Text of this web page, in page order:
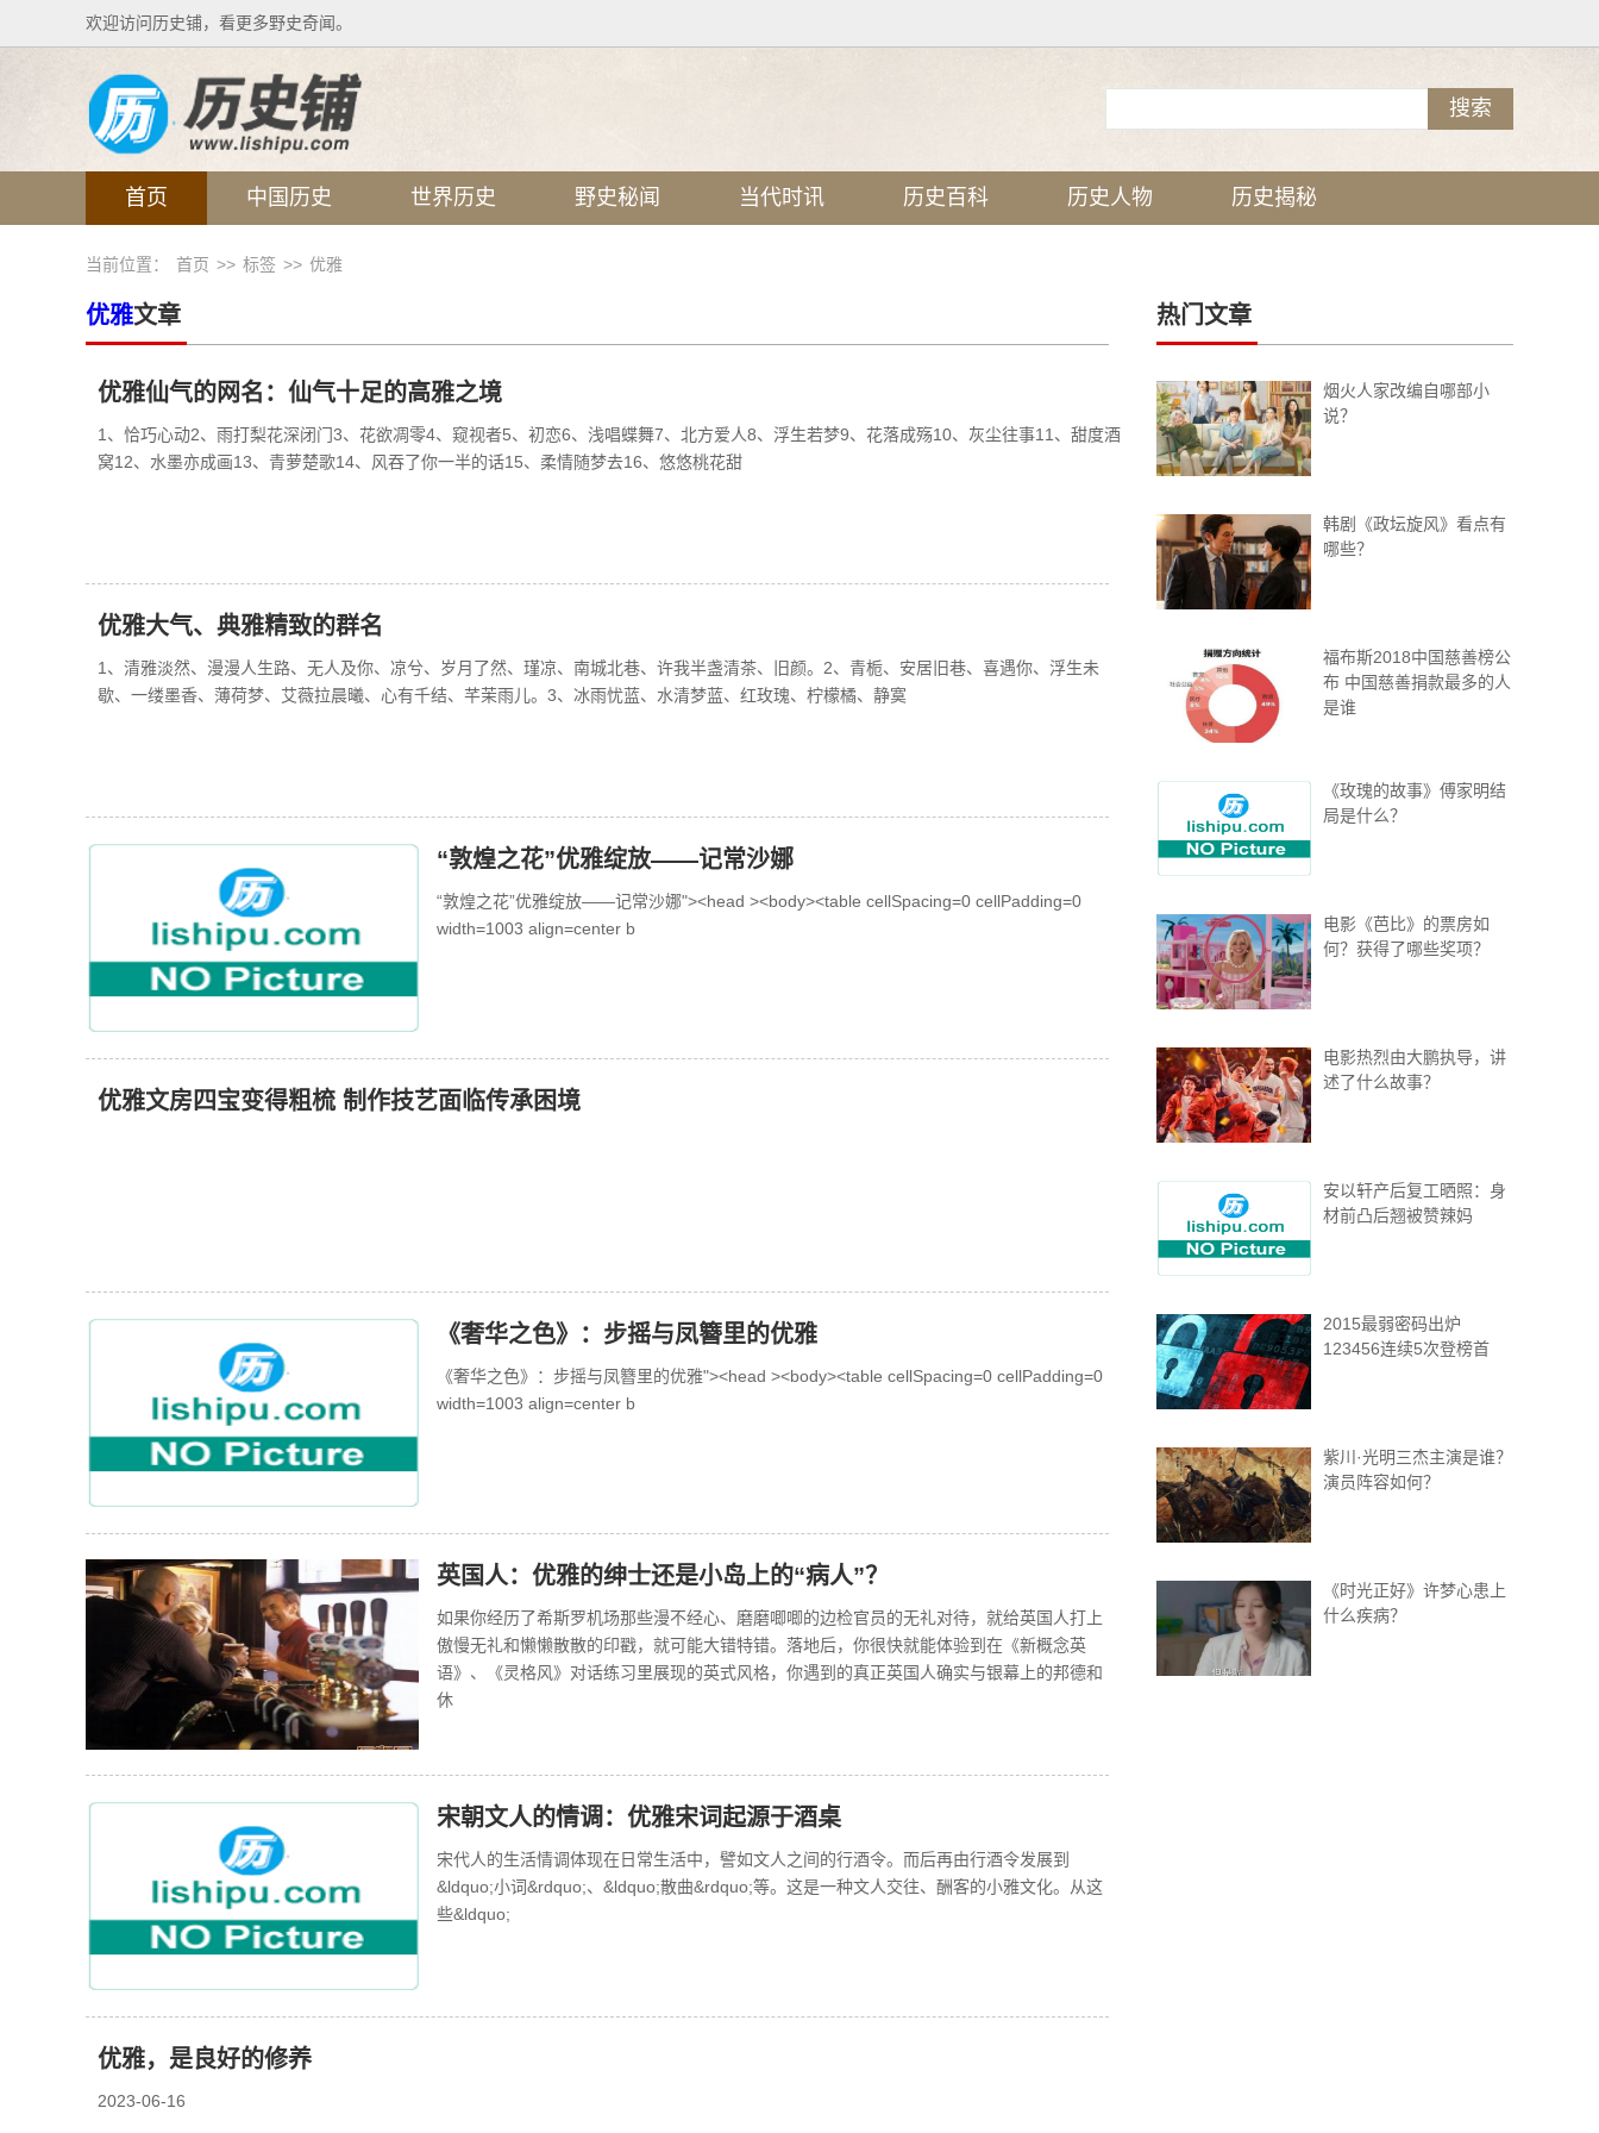
欢迎访问历史铺，看更多野史奇闻。
首页 中国历史 世界历史 野史秘闻 当代时讯 历史百科 历史人物 历史揭秘
当前位置： 首页 >> 标签 >> 优雅
优雅文章
优雅仙气的网名：仙气十足的高雅之境
1、恰巧心动2、雨打梨花深闭门3、花欲凋零4、窥视者5、初恋6、浅唱蝶舞7、北方爱人8、浮生若梦9、花落成殇10、灰尘往事11、甜度酒
窝12、水墨亦成画13、青萝楚歌14、风吞了你一半的话15、柔情随梦去16、悠悠桃花甜
优雅大气、典雅精致的群名
1、清雅淡然、漫漫人生路、无人及你、凉兮、岁月了然、瑾凉、南城北巷、许我半盏清茶、旧颜。2、青栀、安居旧巷、喜遇你、浮生未
歇、一缕墨香、薄荷梦、艾薇拉晨曦、心有千结、芊茉雨儿。3、冰雨忧蓝、水清梦蓝、红玫瑰、柠檬橘、静寞
“敦煌之花”优雅绽放——记常沙娜
“敦煌之花”优雅绽放——记常沙娜"><head ><body><table cellSpacing=0 cellPadding=0
width=1003 align=center b
优雅文房四宝变得粗梳 制作技艺面临传承困境
《奢华之色》：步摇与凤簪里的优雅
《奢华之色》：步摇与凤簪里的优雅"><head ><body><table cellSpacing=0 cellPadding=0
width=1003 align=center b
英国人：优雅的绅士还是小岛上的“病人”？
如果你经历了希斯罗机场那些漫不经心、磨磨唧唧的边检官员的无礼对待，就给英国人打上
傲慢无礼和懒懒散散的印戳，就可能大错特错。落地后，你很快就能体验到在《新概念英
语》、《灵格风》对话练习里展现的英式风格，你遇到的真正英国人确实与银幕上的邦德和
休
宋朝文人的情调：优雅宋词起源于酒桌
宋代人的生活情调体现在日常生活中，譬如文人之间的行酒令。而后再由行酒令发展到
&ldquo;小词&rdquo;、&ldquo;散曲&rdquo;等。这是一种文人交往、酬客的小雅文化。从这
些&ldquo;
优雅，是良好的修养
2023-06-16
热门文章
烟火人家改编自哪部小
说？
韩剧《政坛旋风》看点有
哪些？
福布斯2018中国慈善榜公
布 中国慈善捐款最多的人
是谁
《玫瑰的故事》傅家明结
局是什么？
电影《芭比》的票房如
何？获得了哪些奖项？
电影热烈由大鹏执导，讲
述了什么故事？
安以轩产后复工晒照：身
材前凸后翘被赞辣妈
2015最弱密码出炉
123456连续5次登榜首
紫川·光明三杰主演是谁？
演员阵容如何？
《时光正好》许梦心患上
什么疾病？